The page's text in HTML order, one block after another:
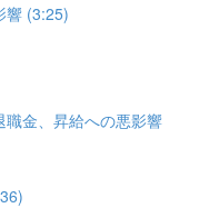
響 (3:25)
金、昇給への悪影響